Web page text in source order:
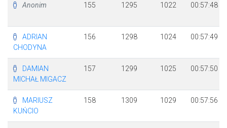
Anonim 155 1295 1022 00:57:48
ADRIAN
CHODYNA
156 1298 1024 00:57:49
DAMIAN
MICHAŁ MIGACZ
157 1299 1025 00:57:50
MARIUSZ
KUŃCIO
158 1309 1029 00:57:56